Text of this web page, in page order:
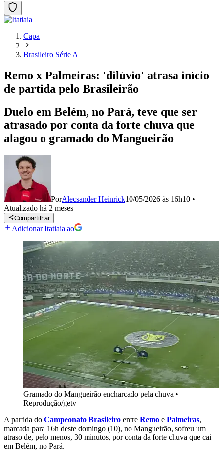
Capa
Brasileiro Série A
Remo x Palmeiras: 'dilúvio' atrasa início
de partida pelo Brasileirão
Duelo em Belém, no Pará, teve que ser
atrasado por conta da forte chuva que
alagou o gramado do Mangueirão
PorAlecsander Heinrick10/05/2026 às 16h10 •
Atualizado há 2 meses
Compartilhar
Adicionar Itatiaia ao
Gramado do Mangueirão encharcado pela chuva •
Reprodução/getv
A partida do Campeonato Brasileiro entre Remo e Palmeiras,
marcada para 16h deste domingo (10), no Mangueirão, sofreu um
atraso de, pelo menos, 30 minutos, por conta da forte chuva que cai
em Belém, no Pará.